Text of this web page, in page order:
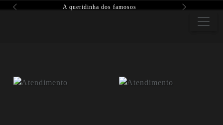
A queridinha dos famosos
Previous Next